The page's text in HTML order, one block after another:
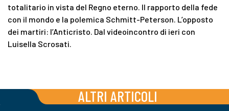
totalitario in vista del Regno eterno. Il rapporto della fede
con il mondo e la polemica Schmitt-Peterson. L’opposto
dei martiri: l’Anticristo. Dal videoincontro di ieri con
Luisella Scrosati.
ALTRI ARTICOLI